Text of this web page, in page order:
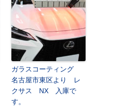
ガラスコーティング
名古屋市東区より レ
クサス NX 入庫で
す。